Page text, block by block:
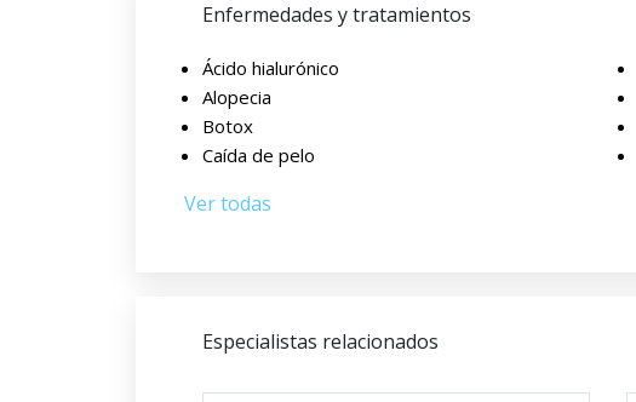
Enfermedades y tratamientos
Ácido hialurónico
Alopecia
Botox
Caída de pelo
Ver todas
Especialistas relacionados